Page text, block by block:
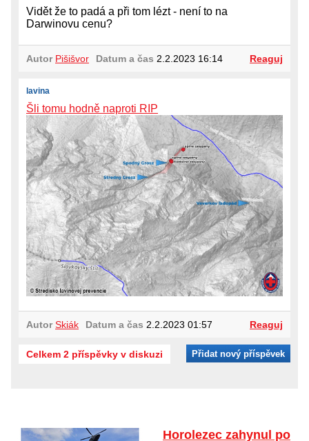
Vidět že to padá a při tom lézt - není to na
Darwinovu cenu?
Autor Pišišvor Datum a čas 2.2.2023 16:14 Reaguj
lavina
Šli tomu hodně naproti RIP
Autor Skiák Datum a čas 2.2.2023 01:57 Reaguj
Celkem 2 příspěvky v diskuzi Přidat nový příspěvek
Horolezec zahynul po